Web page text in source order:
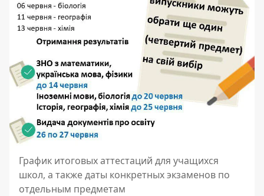
График итоговых аттестаций для учащихся
школ, а также даты конкретных экзаменов по
отдельным предметам